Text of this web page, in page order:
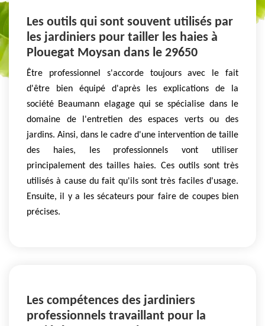
Les outils qui sont souvent utilisés par
les jardiniers pour tailler les haies à
Plouegat Moysan dans le 29650
Être professionnel s'accorde toujours avec le fait
d'être bien équipé d'après les explications de la
société Beaumann elagage qui se spécialise dans le
domaine de l'entretien des espaces verts ou des
jardins. Ainsi, dans le cadre d'une intervention de taille
des haies, les professionnels vont utiliser
principalement des tailles haies. Ces outils sont très
utilisés à cause du fait qu'ils sont très faciles d'usage.
Ensuite, il y a les sécateurs pour faire de coupes bien
précises.
Les compétences des jardiniers
professionnels travaillant pour la